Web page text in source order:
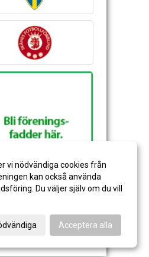
vi nödvändiga cookies från
kan också använda
Du väljer själv om du vill
Acceptera alla